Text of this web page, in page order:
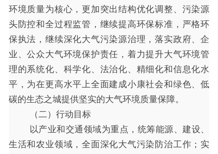
环境质量为核心，更加突出结构优化调整、污染源
头防控和全过程监管，继续提高环保标准，严格环
保执法，继续深化大气污染源治理，落实政府、企
业、公众大气环境保护责任，着力提升大气环境管
理的系统化、科学化、法治化、精细化和信息化水
平，为在更高水平上全面建成小康社会和绿色、低
碳的生态之城提供坚实的大气环境质量保障。
（二）行动目标
以产业和交通领域为重点，统筹能源、建设、
生活和农业领域，全面深化大气污染防治工作；实